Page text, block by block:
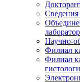
Сведения
Научно-
Филиал
Филиал